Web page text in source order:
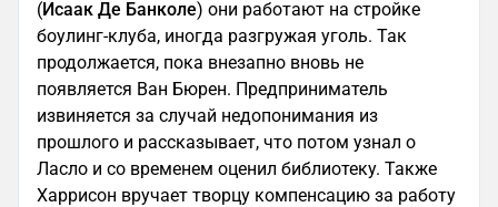
(Исаак Де Банколе) они работают на стройке
боулинг-клуба, иногда разгружая уголь. Так
продолжается, пока внезапно вновь не
появляется Ван Бюрен. Предприниматель
извиняется за случай недопонимания из
прошлого и рассказывает, что потом узнал о
Ласло и со временем оценил библиотеку. Также
Харрисон вручает творцу компенсацию за работу